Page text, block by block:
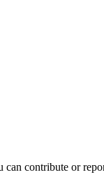
contribute or